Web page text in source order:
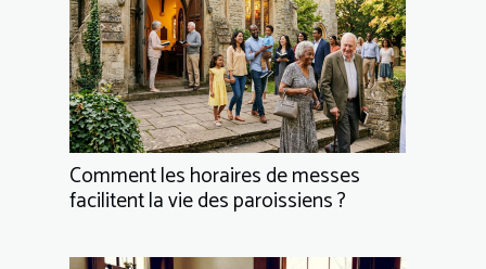
Comment les horaires de messes
facilitent la vie des paroissiens ?